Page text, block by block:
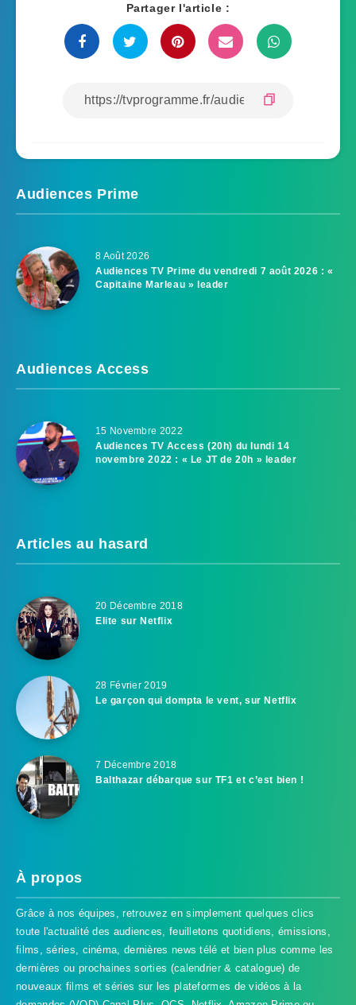
Partager l'article :
Audiences Prime
8 Août 2026
Audiences TV Prime du vendredi 7 août 2026 : «
Capitaine Marleau » leader
Audiences Access
15 Novembre 2022
Audiences TV Access (20h) du lundi 14
novembre 2022 : « Le JT de 20h » leader
Articles au hasard
20 Décembre 2018
Elite sur Netflix
28 Février 2019
Le garçon qui dompta le vent, sur Netflix
7 Décembre 2018
Balthazar débarque sur TF1 et c’est bien !
À propos
Grâce à nos équipes, retrouvez en simplement quelques clics
toute l'actualité des audiences, feuilletons quotidiens, émissions,
films, séries, cinéma, dernières news télé et bien plus comme les
dernières ou prochaines sorties (calendrier & catalogue) de
nouveaux films et séries sur les plateformes de vidéos à la